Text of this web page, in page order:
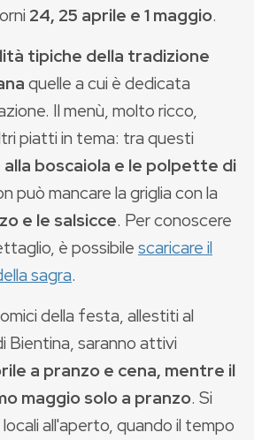
24, 25 aprile e 1 maggio.
tipiche della tradizione
quelle a cui è dedicata
Il menù, molto ricco,
piatti in tema: tra questi
alla boscaiola e le polpette di
può mancare la griglia con la
e le salsicce. Per conoscere
è possibilescaricare il
sagra.
della festa, allestiti al
Bientina, saranno attivi
a pranzo e cena, mentre il
maggio solo a pranzo. Si
all'aperto, quando il tempo